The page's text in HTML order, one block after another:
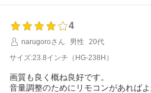
4
narugoroさん
男性
20代
サイズ:23.8インチ（HG-238H）
画質も良く概ね良好です。
音量調整のためにリモコンがあればよ